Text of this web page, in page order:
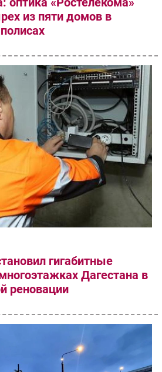
из пяти домов в
гигабитные
Дагестана в
реновации